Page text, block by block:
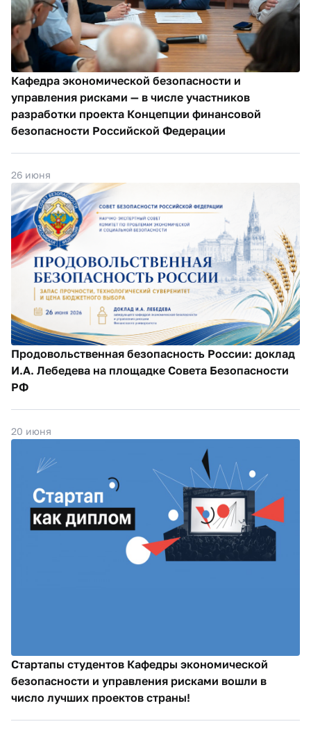
Кафедра экономической безопасности и
управления рисками — в числе участников
разработки проекта Концепции финансовой
безопасности Российской Федерации
26 июня
Продовольственная безопасность России: доклад
И.А. Лебедева на площадке Совета Безопасности
РФ
20 июня
Стартапы студентов Кафедры экономической
безопасности и управления рисками вошли в
число лучших проектов страны!